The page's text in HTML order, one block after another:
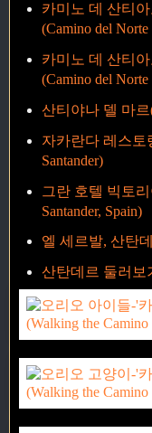
카미노 데 산티
(Camino del
카미노 데 산티
(Camino del Norte
산티야나 델 마르
자카란다 레스토
Santander)
그란 호텔 빅토
Santander, Spain)
엘 세르발, 산탄
산탄데르 둘러보